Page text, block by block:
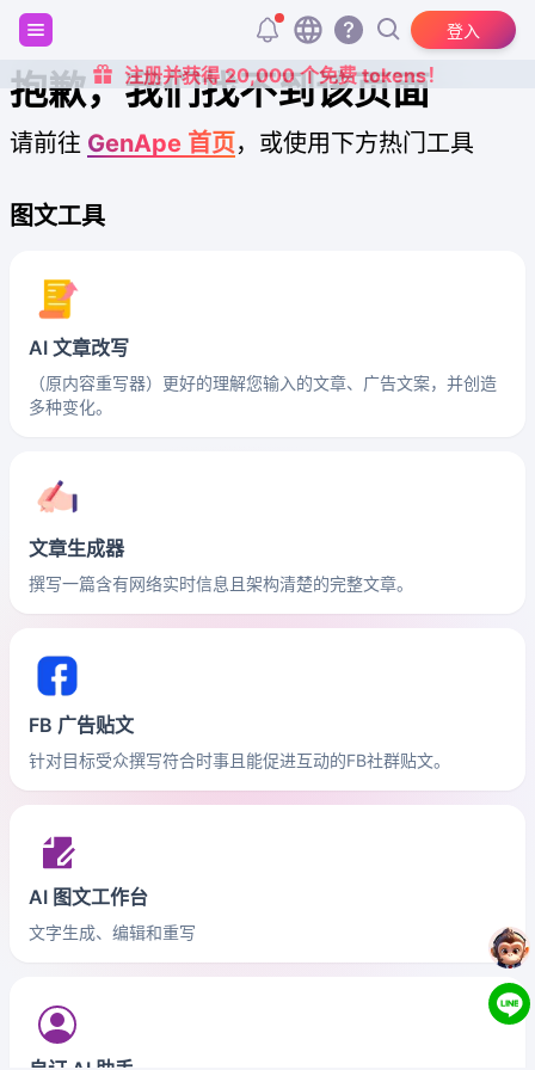
登入
注册并获得 20,000 个免费 tokens！
抱歉，我们找不到该页面
请前往 GenApe 首页，或使用下方热门工具
图文工具
AI 文章改写
（原内容重写器）更好的理解您输入的文章、广告文案，并创造
多种变化。
文章生成器
撰写一篇含有网络实时信息且架构清楚的完整文章。
FB 广告贴文
针对目标受众撰写符合时事且能促进互动的FB社群贴文。
AI 图文工作台
文字生成、编辑和重写